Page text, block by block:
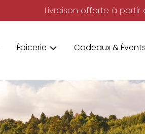
Livraison offerte à partir
Épicerie Cadeaux & Évents